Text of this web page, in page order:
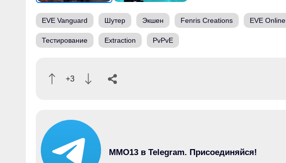
EVE Vanguard Шутер Экшен Fenris Creations EVE Online
Тестирование Extraction PvPvE
+3
MMO13 в Telegram. Присоединяйся!